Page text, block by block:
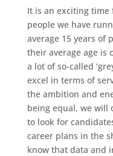
It is an exciting time
people we have
average 15 years of
their average age is
a lot of so-called
excel in terms of
the ambition and
being equal, we will
to look for
career plans in the
know that data and